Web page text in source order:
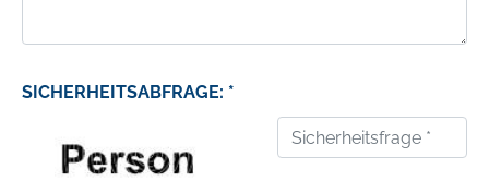
SICHERHEITSABFRAGE: *